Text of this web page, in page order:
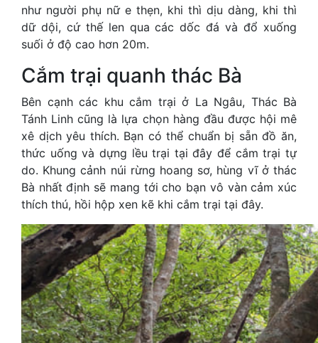
như người phụ nữ e thẹn, khi thì dịu dàng, khi thì
dữ dội, cứ thế len qua các dốc đá và đổ xuống
suối ở độ cao hơn 20m.
Cắm trại quanh thác Bà
Bên cạnh các khu cắm trại ở La Ngâu, Thác Bà
Tánh Linh cũng là lựa chọn hàng đầu được hội mê
xê dịch yêu thích. Bạn có thể chuẩn bị sẵn đồ ăn,
thức uống và dựng lều trại tại đây để cắm trại tự
do. Khung cảnh núi rừng hoang sơ, hùng vĩ ở thác
Bà nhất định sẽ mang tới cho bạn vô vàn cảm xúc
thích thú, hồi hộp xen kẽ khi cắm trại tại đây.